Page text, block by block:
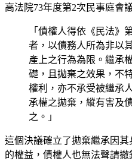
高法院73年度第2次民事庭會
「債權人得依《民法》
者，以債務人所為非以
產上之行為為限。繼承
礎，且拋棄之效果，不
權利，亦不承受被繼承
承權之拋棄，縱有害及
之。」
這個決議確立了拋棄繼承因
的權益，債權人也無法聲請